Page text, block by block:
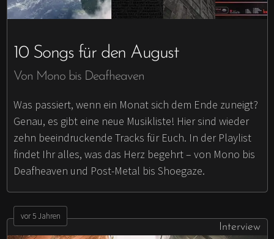
10 Songs für den August
Von Mono bis Deafheaven
Was passiert, wenn ein Monat sich dem Ende zuneigt?
Genau, es gibt eine neue Musikliste! Hier sind wieder
zehn beeindruckende Tracks für Euch. In der Playlist
findet Ihr alles, was das Herz begehrt – von Mono bis
Deafheaven und Post-Metal bis Shoegaze.
vor 5 Jahren
Interview